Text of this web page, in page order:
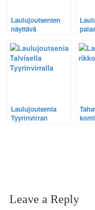
Laulujoutsenten
näyttävä
kevätmyrskyssä
Laulujoutsenia
Tyyrinvirran
Leave a Reply